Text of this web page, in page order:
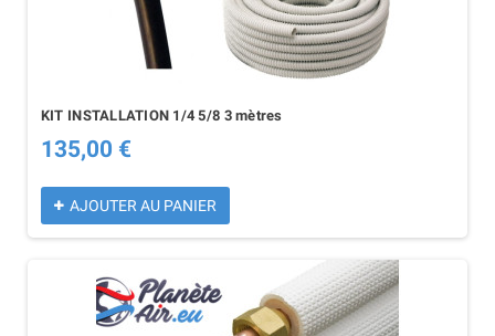
KIT INSTALLATION 1/4 5/8 3 mètres
135,00 €
AJOUTER AU PANIER